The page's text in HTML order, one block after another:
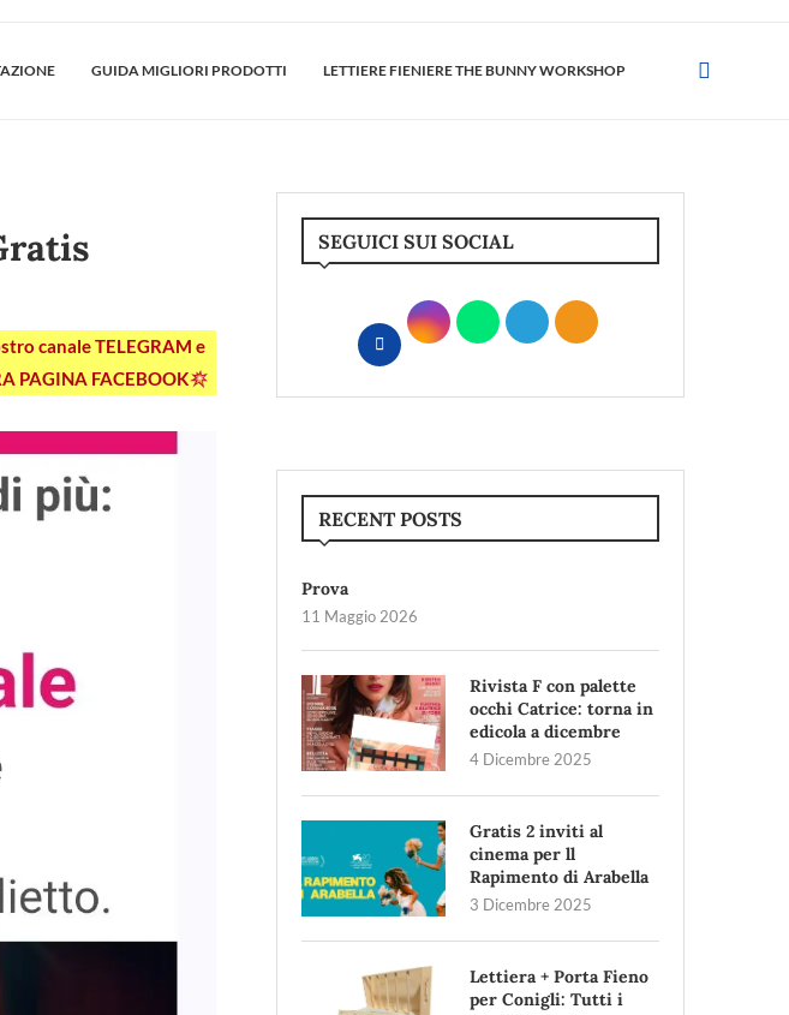
GUIDA MIGLIORI PRODOTTI LETTIERE FIENIERE THE BUNNY WORKSHOP
canale TELEGRAM e
PAGINA FACEBOOK
SEGUICI SUI SOCIAL
RECENT POSTS
Prova
11 Maggio 2026
Rivista F con palette
occhi Catrice: torna in
edicola a dicembre
4 Dicembre 2025
Gratis 2 inviti al
cinema per ll
Rapimento di Arabella
3 Dicembre 2025
Lettiera + Porta Fieno
per Conigli: Tutti i